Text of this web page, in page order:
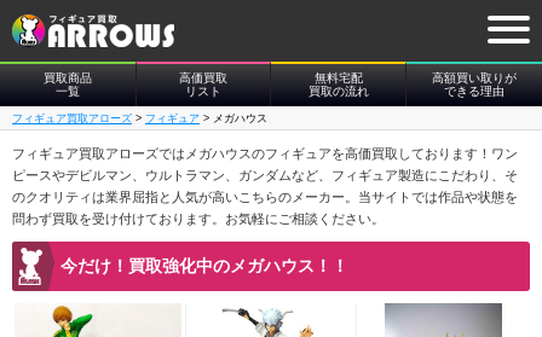
買取商品
一覧
高価買取
リスト
無料宅配
買取の流れ
高額買い取りが
できる理由
フィギュア買取アローズ > フィギュア > メガハウス
フィギュア買取アローズではメガハウスのフィギュアを高価買取しております！ワン
ピースやデビルマン、ウルトラマン、ガンダムなど、フィギュア製造にこだわり、そ
のクオリティは業界屈指と人気が高いこちらのメーカー。当サイトでは作品や状態を
問わず買取を受け付けております。お気軽にご相談ください。
今だけ！買取強化中のメガハウス！！